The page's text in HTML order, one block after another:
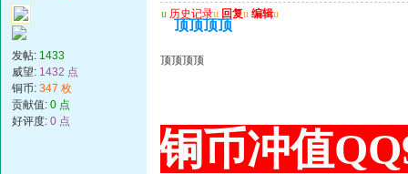
发帖: 1433
威望: 1432 点
铜币: 347 枚
贡献值: 0 点
好评度: 0 点
u 历史记录u 回复u 编辑u
顶顶顶顶
顶顶顶顶
铜币冲值